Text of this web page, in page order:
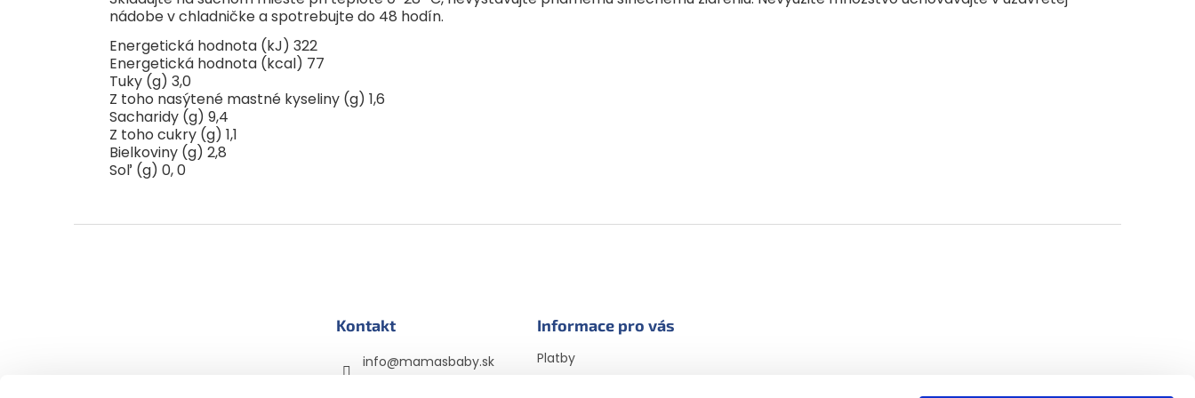
nádobe v chladničke a spotrebujte do 48 hodín.
Energetická hodnota (kJ) 322
Energetická hodnota (kcal) 77
Tuky (g) 3,0
Z toho nasýtené mastné kyseliny (g) 1,6
Sacharidy (g) 9,4
Z toho cukry (g) 1,1
Bielkoviny (g) 2,8
Soľ (g) 0, 0
Kontakt
info@mamasbaby.sk
Informace pro vás
Platby